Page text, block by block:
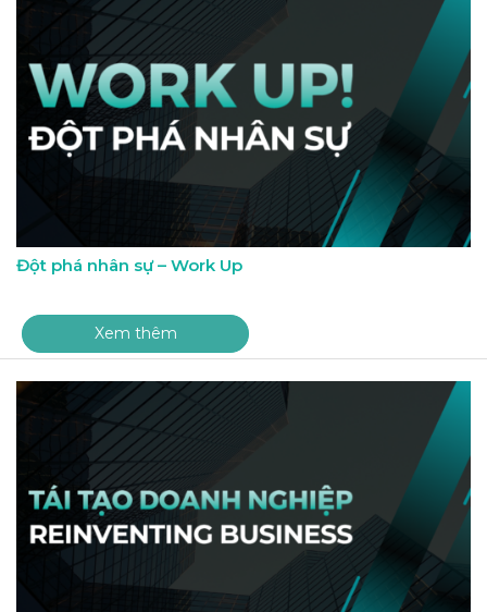
Đột phá nhân sự – Work Up
Xem thêm